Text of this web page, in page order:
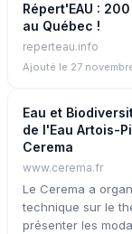
Répert'EAU :
au Québec !
reperteau.info
Ajouté le 27
Eau et
de l'Eau Artois-
Cerema
www.cerema.fr
Le Cerema a
technique sur le
présenter les